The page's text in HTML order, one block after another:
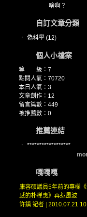
啥啊？
自訂文章分類
‧ 偽科學 (12)
個人小檔案
等 級：7
點閱人氣：70720
本日人氣：3
文章創作：12
留言篇數：449
被推薦數： 0
推薦連結
‧
******************
嘎嘎嘎
康容碩議員5年前的專欄
感的朴槿惠》再惹風波
許鎮 記者 | 2010.07.21